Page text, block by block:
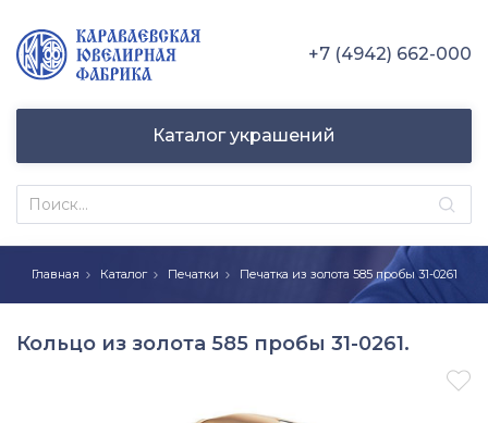
+7 (4942) 662-000
Каталог украшений
Главная Каталог Печатки Печатка из золота 585 пробы 31-0261
Кольцо из золота 585 пробы 31-0261.
